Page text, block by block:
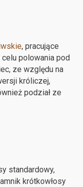
, pracujące
polowania pod
ze względu na
króliczej,
podział ze
standardowy,
krótkowłosy